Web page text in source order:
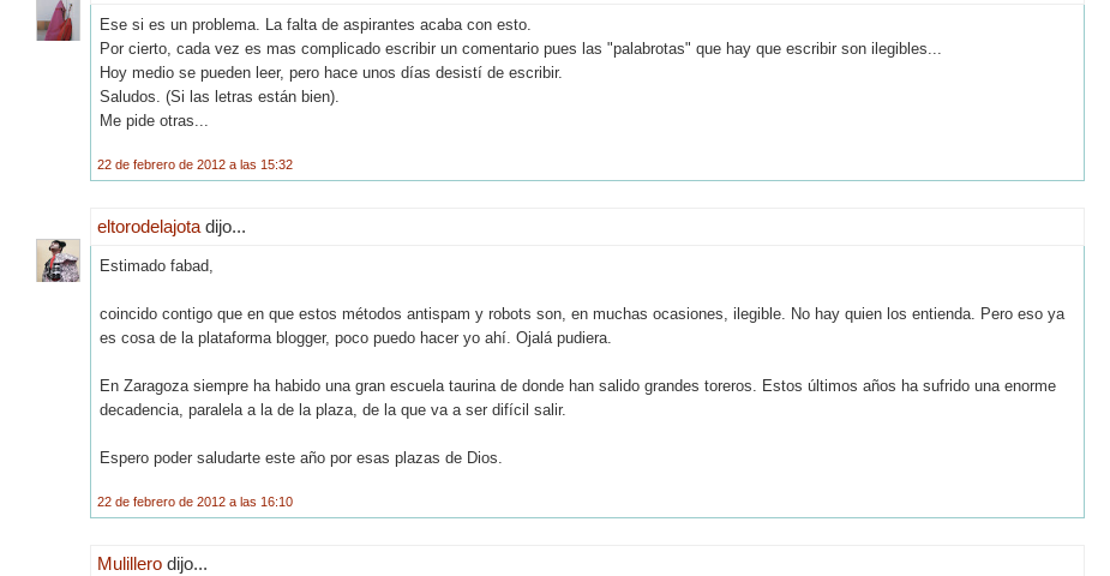
Ese si es un problema. La falta de aspirantes acaba con esto.
Por cierto, cada vez es mas complicado escribir un comentario pues las "palabrotas" que hay que escribir son ilegibles...
Hoy medio se pueden leer, pero hace unos días desistí de escribir.
Saludos. (Si las letras están bien).
Me pide otras...
22 de febrero de 2012 a las 15:32
eltorodelajota dijo...
Estimado fabad,
coincido contigo que en que estos métodos antispam y robots son, en muchas ocasiones, ilegible. No hay quien los entienda. Pero eso ya
es cosa de la plataforma blogger, poco puedo hacer yo ahí. Ojalá pudiera.
En Zaragoza siempre ha habido una gran escuela taurina de donde han salido grandes toreros. Estos últimos años ha sufrido una enorme
decadencia, paralela a la de la plaza, de la que va a ser difícil salir.
Espero poder saludarte este año por esas plazas de Dios.
22 de febrero de 2012 a las 16:10
Mulillero dijo...